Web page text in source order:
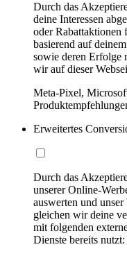
Durch das
deine Interessen
oder Rabattaktionen
basierend auf
sowie deren Erfolge
wir auf dieser
Meta-Pixel,
Erweitertes
Durch das
unserer Online-
auswerten und
gleichen wir deine
mit folgenden
Dienste bereits nutzt: